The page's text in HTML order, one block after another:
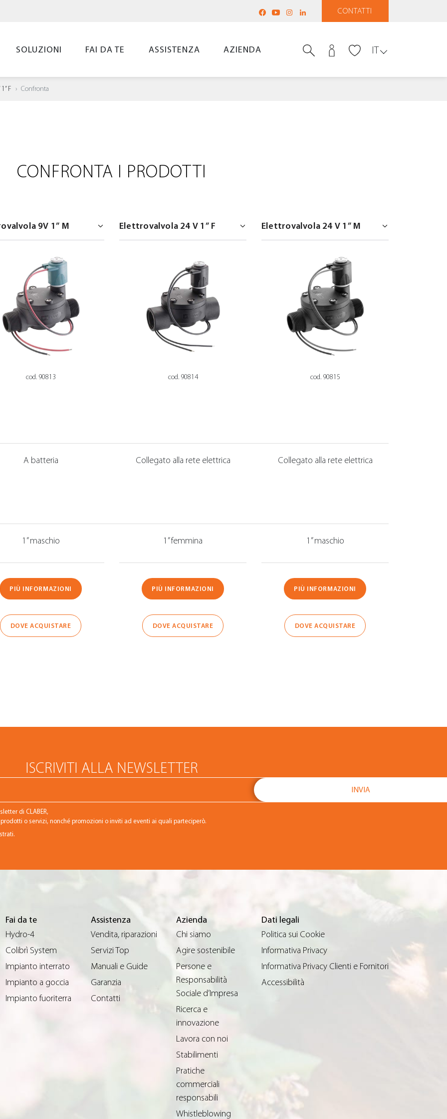
CONTATTI
SOLUZIONI FAI DA TE ASSISTENZA AZIENDA IT
F Confronta
CONFRONTA I PRODOTTI
cod. 90813 cod. 90814 cod. 90815
A batteria Collegato alla rete elettrica Collegato alla rete elettrica
1” maschio 1” femmina 1” maschio
PIÙ INFORMAZIONI PIÙ INFORMAZIONI PIÙ INFORMAZIONI
DOVE ACQUISTARE DOVE ACQUISTARE DOVE ACQUISTARE
ISCRIVITI ALLA NEWSLETTER
di CLABER,
o servizi, nonché promozioni o inviti ad eventi ai quali parteciperò.
Fai da te
Hydro-4
Colibrì System
Impianto interrato
Impianto a goccia
Impianto fuoriterra
Assistenza
Vendita, riparazioni
Servizi Top
Manuali e Guide
Garanzia
Contatti
Azienda
Chi siamo
Agire sostenibile
Persone e
Responsabilità
Sociale d’Impresa
Ricerca e
innovazione
Lavora con noi
Stabilimenti
Pratiche
commerciali
responsabili
Whistleblowing
Dati legali
Politica sui Cookie
Informativa Privacy
Informativa Privacy Clienti e Fornitori
Accessibilità